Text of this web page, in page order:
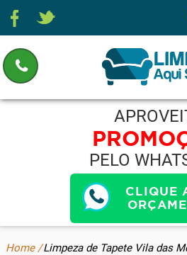
PELO
CLIQUE
Home /Limpeza de Tapete Vila das